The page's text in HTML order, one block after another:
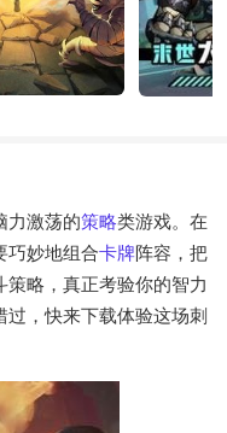
力激荡的策略类游戏。在
巧妙地组合卡牌阵容，把
略，真正考验你的智力
，快来下载体验这场刺